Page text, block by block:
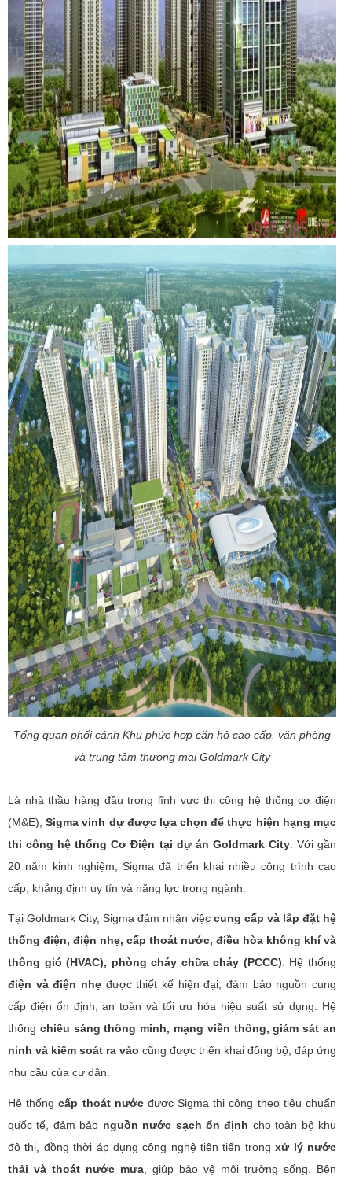
Tổng quan phối cảnh Khu phức hợp căn hộ cao cấp, văn phòng
và trung tâm thương mại Goldmark City
Là nhà thầu hàng đầu trong lĩnh vực thi công hệ thống cơ điện
(M&E),Sigma vinh dự được lựa chọn để thực hiện hạng mục
thi công hệ thống Cơ Điện tại dự án Goldmark City. Với gần
20 năm kinh nghiệm, Sigma đã triển khai nhiều công trình cao
cấp, khẳng định uy tín và năng lực trong ngành.
Tại Goldmark City, Sigma đảm nhận việc cung cấp và lắp đặt hệ
thống điện, điện nhẹ, cấp thoát nước, điều hòa không khí và
thông gió (HVAC), phòng cháy chữa cháy (PCCC). Hệ thống
điện và điện nhẹ được thiết kế hiện đại, đảm bảo nguồn cung
cấp điện ổn định, an toàn và tối ưu hóa hiệu suất sử dụng. Hệ
thống chiếu sáng thông minh, mạng viễn thông, giám sát an
ninh và kiểm soát ra vào cũng được triển khai đồng bộ, đáp ứng
nhu cầu của cư dân.
Hệ thốngcấp thoát nướcđược Sigma thi công theo tiêu chuẩn
quốc tế, đảm bảo nguồn nước sạch ổn định cho toàn bộ khu
đô thị, đồng thời áp dụng công nghệ tiên tiến trongxử lý nước
thải và thoát nước mưa , giúp bảo vệ môi trường sống. Bên